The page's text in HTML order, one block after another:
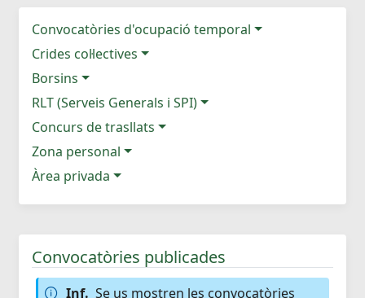
Convocatòries d'ocupació temporal
Crides col·lectives
Borsins
RLT (Serveis Generals i SPI)
Concurs de trasllats
Zona personal
Àrea privada
Convocatòries publicades
Inf. Se us mostren les convocatòries